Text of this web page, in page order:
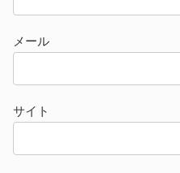
メール
サイト